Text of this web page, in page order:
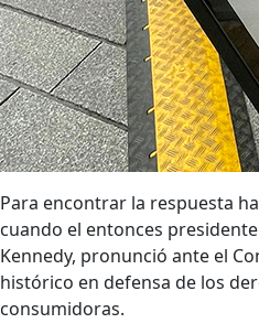
Para encontrar la respuesta
cuando el entonces
Kennedy, pronunció ante el
histórico en defensa de los
consumidoras.